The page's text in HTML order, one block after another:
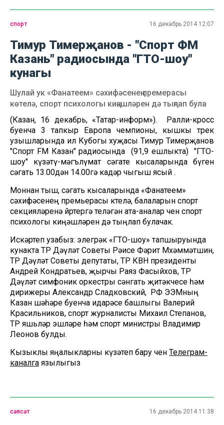
спорт 16 декабрь 2014 12:07
Тимур Тимерҗанов - "Спорт ФМ
Казань" радиосында "ГТО-шоу"
кунагы
Шулай ук «Фанатеем» сәхифәсенең премерасы
көтелә, спорт психологы киңәшләрен дә тыңлап була
(Казан, 16 декабрь, «Татар-информ»). Ралли-кросс
буенча 3 тапкыр Европа чемпионы, кышкы трек
узышларында ил Кубогы хуҗасы Тимур Тимерҗанов
"Спорт FМ Казан" радиосында (91,9 ешлыкта) "ГТО-
шоу" күзәтү-мәгълүмат сәгате кысаларында бүген
сәгать 13.00дән 14.00гә кадәр чыгыш ясый .
Моннан тыш, сәгать кысаларында «Фанатеем»
сәхифәсенең премьерасы көтелә, балаларын спорт
секцияләренә йөртергә теләгән ата-аналар өчен спорт
психологы киңәшләрен дә тыңлап булачак.
Искәртеп узабыз: элегрәк «ГТО-шоу» тапшыруында
кунакта ТР Дәүләт Советы Рәисе Фәрит Мөхәммәтшин,
ТР Дәүләт Советы депутаты, ТР КВН президенты
Андрей Кондратьев, җырчы Раяз Фасыйхов, ТР
Дәүләт симфоник оркестры сәнгать җитәкчесе һәм
дирижеры Александр Сладковский, РФ ЭЭМның
Казан шәһәре буенча идарәсе башлыгы Валерий
Красильников, спорт журналисты Михаил Степанов,
ТР яшьләр эшләре һәм спорт министры Владимир
Леонов булды.
Кызыклы яңалыкларны күзәтеп бару өчен Телеграм-
каналга язылыгыз
сәясәт 16 декабрь 2014 11:38